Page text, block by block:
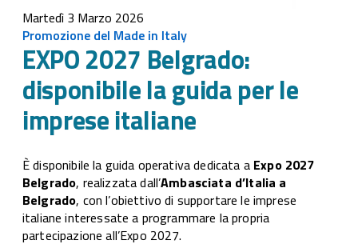
Martedì 3 Marzo 2026
Promozione del Made in Italy
EXPO 2027 Belgrado:
disponibile la guida per le
imprese italiane
È disponibile la guida operativa dedicata a Expo 2027
Belgrado, realizzata dall’Ambasciata d’Italia a
Belgrado, con l’obiettivo di supportare le imprese
italiane interessate a programmare la propria
partecipazione all’Expo 2027.